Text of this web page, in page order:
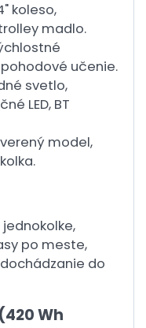
koleso,
madlo.
učenie.
svetlo,
LED, BT
model,
po meste,
do
Wh